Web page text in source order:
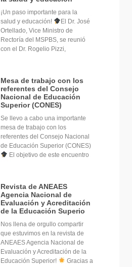
¡Un paso importante para la
salud y educación!
El Dr. José
Ortellado, Vice Ministro de
Rectoría del MSPBS, se reunió
con el Dr. Rogelio Pizzi,
Mesa de trabajo con los
referentes del Consejo
Nacional de Educación
Superior (CONES)
Se llevo a cabo una importante
mesa de trabajo con los
referentes del Consejo Nacional
de Educación Superior (CONES)
El objetivo de este encuentro
Revista de ANEAES
Agencia Nacional de
Evaluación y Acreditación
de la Educación Superio
Nos llena de orgullo compartir
que estuvimos en la revista de
ANEAES Agencia Nacional de
Evaluación y Acreditación de la
Educación Superior!
Gracias a